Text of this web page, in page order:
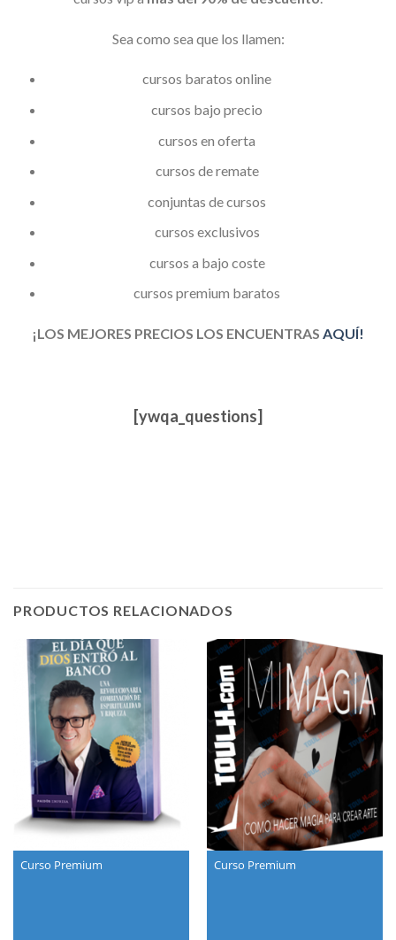
Sea como sea que los llamen:
cursos baratos online
cursos bajo precio
cursos en oferta
cursos de remate
conjuntas de cursos
cursos exclusivos
cursos a bajo coste
cursos premium baratos
¡LOS MEJORES PRECIOS LOS ENCUENTRAS AQUÍ!
[ywqa_questions]
PRODUCTOS RELACIONADOS
Curso Premium Curso Premium